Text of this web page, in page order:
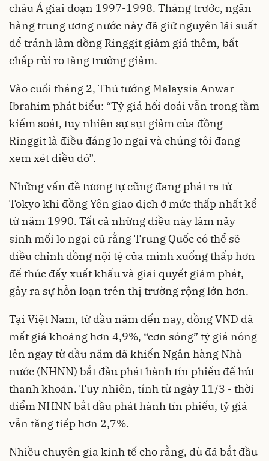
châu Á giai đoạn 1997-1998. Tháng trước, ngân
hàng trung ương nước này đã giữ nguyên lãi suất
để tránh làm đồng Ringgit giảm giá thêm, bất
chấp rủi ro tăng trưởng giảm.
Vào cuối tháng 2, Thủ tướng Malaysia Anwar
Ibrahim phát biểu: “Tỷ giá hối đoái vẫn trong tầm
kiểm soát, tuy nhiên sự sụt giảm của đồng
Ringgit là điều đáng lo ngại và chúng tôi đang
xem xét điều đó”.
Những vấn đề tương tự cũng đang phát ra từ
Tokyo khi đồng Yên giao dịch ở mức thấp nhất kể
từ năm 1990. Tất cả những điều này làm nảy
sinh mối lo ngại cũ rằng Trung Quốc có thể sẽ
điều chỉnh đồng nội tệ của mình xuống thấp hơn
để thúc đẩy xuất khẩu và giải quyết giảm phát,
gây ra sự hỗn loạn trên thị trường rộng lớn hơn.
Tại Việt Nam, từ đầu năm đến nay, đồng VND đã
mất giá khoảng hơn 4,9%, “cơn sóng” tỷ giá nóng
lên ngay từ đầu năm đã khiến Ngân hàng Nhà
nước (NHNN) bắt đầu phát hành tín phiếu để hút
thanh khoản. Tuy nhiên, tính từ ngày 11/3 - thời
điểm NHNN bắt đầu phát hành tín phiếu, tỷ giá
vẫn tăng tiếp hơn 2,7%.
Nhiều chuyên gia kinh tế cho rằng, dù đã bắt đầu